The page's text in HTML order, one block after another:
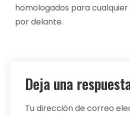
homologados para cualquier
por delante.
Deja una
Tu dirección de correo